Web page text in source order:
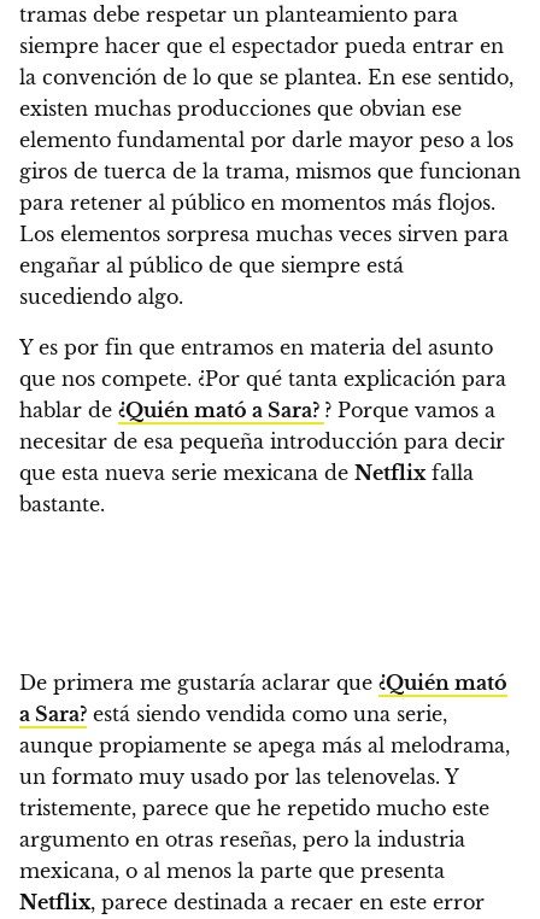
tramas debe respetar un planteamiento para
siempre hacer que el espectador pueda entrar en
la convención de lo que se plantea. En ese sentido,
existen muchas producciones que obvian ese
elemento fundamental por darle mayor peso a los
giros de tuerca de la trama, mismos que funcionan
para retener al público en momentos más flojos.
Los elementos sorpresa muchas veces sirven para
engañar al público de que siempre está
sucediendo algo.
Y es por fin que entramos en materia del asunto
que nos compete. ¿Por qué tanta explicación para
hablar de ¿Quién mató a Sara? ? Porque vamos a
necesitar de esa pequeña introducción para decir
que esta nueva serie mexicana de Netflix falla
bastante.
De primera me gustaría aclarar que ¿Quién mató
a Sara? está siendo vendida como una serie,
aunque propiamente se apega más al melodrama,
un formato muy usado por las telenovelas. Y
tristemente, parece que he repetido mucho este
argumento en otras reseñas, pero la industria
mexicana, o al menos la parte que presenta
Netflix, parece destinada a recaer en este error